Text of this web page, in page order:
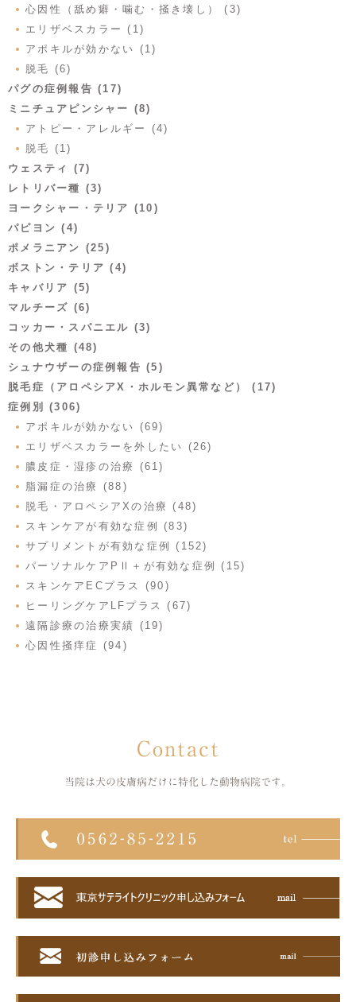
心因性（舐め癖・噛む・掻き壊し） (3)
エリザベスカラー (1)
アポキルが効かない (1)
脱毛 (6)
パグの症例報告 (17)
ミニチュアピンシャー (8)
アトピー・アレルギー (4)
脱毛 (1)
ウェスティ (7)
レトリバー種 (3)
ヨークシャー・テリア (10)
パピヨン (4)
ポメラニアン (25)
ボストン・テリア (4)
キャバリア (5)
マルチーズ (6)
コッカー・スパニエル (3)
その他犬種 (48)
シュナウザーの症例報告 (5)
脱毛症（アロペシアX・ホルモン異常など） (17)
症例別 (306)
アポキルが効かない (69)
エリザベスカラーを外したい (26)
膿皮症・湿疹の治療 (61)
脂漏症の治療 (88)
脱毛・アロペシアXの治療 (48)
スキンケアが有効な症例 (83)
サプリメントが有効な症例 (152)
パーソナルケアPⅡ＋が有効な症例 (15)
スキンケアECプラス (90)
ヒーリングケアLFプラス (67)
遠隔診療の治療実績 (19)
心因性掻痒症 (94)
Contact
当院は犬の皮膚病だけに特化した 動物病院です。